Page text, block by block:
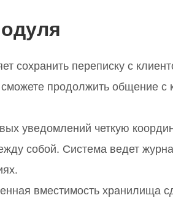
сохранить переписку с
продолжить общение с
уведомлений четкую
собой. Система ведет
вместимость хранилища